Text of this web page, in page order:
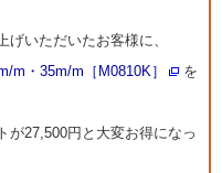
げいただいたお客様に、
m・35m/m［M0810K］
を
が27,500円と大変お得になっ